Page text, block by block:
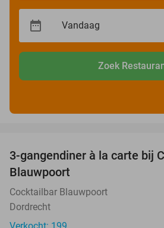
Zoek
3-gangendiner à la carte bij
Blauwpoort
Cocktailbar Blauwpoort
Dordrecht